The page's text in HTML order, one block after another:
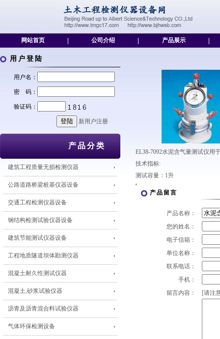
网站首页 公司介绍 产品展示
用户登陆
用户名：
密 码：
验证码：
新用户注册
产品分类
建筑工程质量无损检测仪器
公路道路桥梁桩基仪器设备
交通工程检测仪器设备
钢结构检测试验仪器设备
建筑节能测试仪器设备
工程地质隧道坝体勘测仪器
混凝土耐久性测试仪器
混凝土,砂浆试验仪器
沥青及沥青混合料试验仪器
气体环保检测设备
EL38-7092水泥含气量测试仪用
技术指标:
测试容量：1升
产品留言
产品名称：
您的姓名：
电子信箱：
单位名称：
联系电话：
手机：
留言内容：
[请注